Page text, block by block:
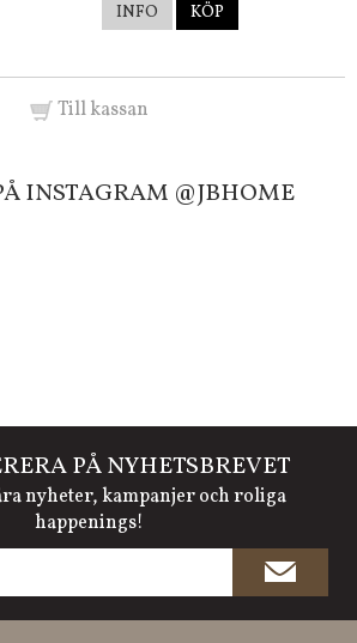
INFO KÖP
Till kassan
INSTAGRAM @JBHOME
PÅ NYHETSBREVET
nyheter, kampanjer och roliga
happenings!